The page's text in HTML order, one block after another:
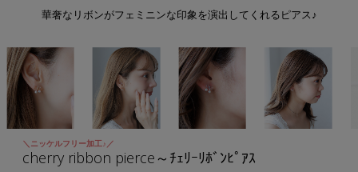
華奢なリボンがフェミニンな印象を演出してくれるピアス♪
＼ニッケルフリー加工♪／
cherry ribbon pierce～ﾁｪﾘｰﾘﾎﾞﾝﾋﾟｱｽ